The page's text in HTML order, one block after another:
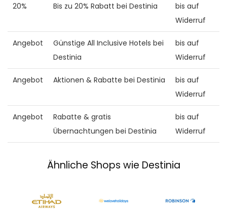
20% Bis zu 20% Rabatt bei Destinia
bis auf
Widerruf
Angebot
Günstige All Inclusive Hotels bei
Destinia
bis auf
Widerruf
Angebot Aktionen & Rabatte bei Destinia
bis auf
Widerruf
Angebot
Rabatte & gratis
Übernachtungen bei Destinia
bis auf
Widerruf
Ähnliche Shops wie Destinia